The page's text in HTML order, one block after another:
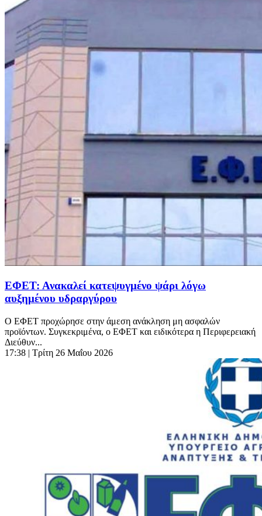
ΕΦΕΤ: Ανακαλεί κατεψυγμένο ψάρι λόγω
αυξημένου υδραργύρου
Ο ΕΦΕΤ προχώρησε στην άμεση ανάκληση μη ασφαλών
προϊόντων. Συγκεκριμένα, ο ΕΦΕΤ και ειδικότερα η Περιφερειακή
Διεύθυν...
17:38 | Τρίτη 26 Μαΐου 2026